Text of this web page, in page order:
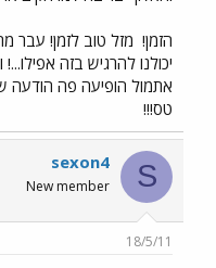
הזמן! מזל טוב לזמן! עבר
יכולנו להרגיש בזה
טס!!!
S
sexon4
New member
18/5/11